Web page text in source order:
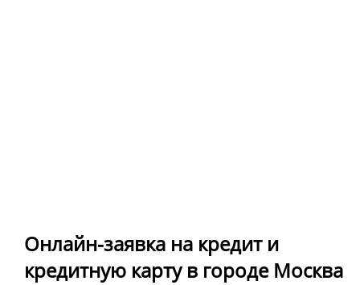
Онлайн-заявка на кредит и
кредитную карту в городе Москва